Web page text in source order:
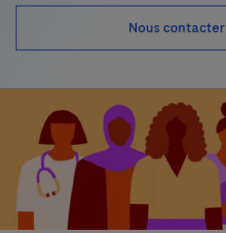
Nous contacter